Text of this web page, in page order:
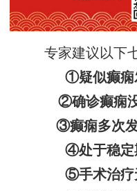
专家建议以下
①疑似癫痫
②确诊癫痫
③癫痫多次
④处于稳定
⑤手术治疗